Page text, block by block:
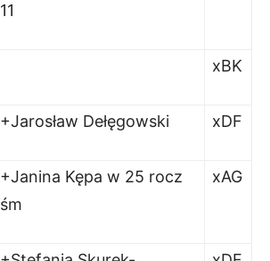
11
xBK
+Jarosław Dełęgowski xDF
+Janina Kępa w 25 rocz
śm
xAG